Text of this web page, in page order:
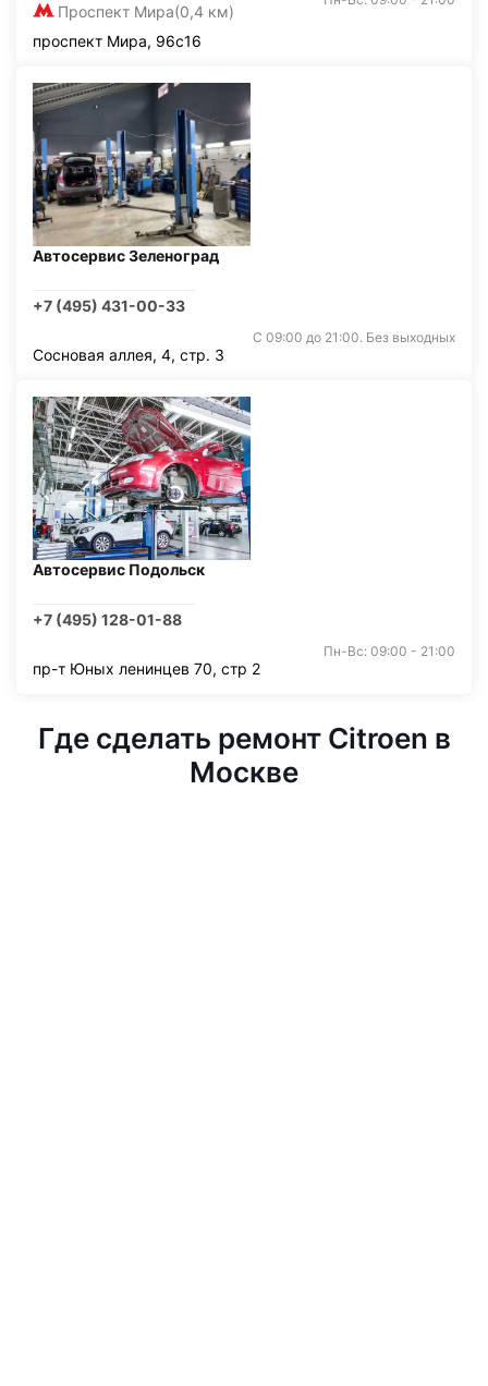
Проспект Мира(0,4 км)
проспект Мира, 96с16
Автосервис Зеленоград
+7 (495) 431-00-33
С 09:00 до 21:00. Без выходных
Сосновая аллея, 4, стр. 3
Автосервис Подольск
+7 (495) 128-01-88
Пн-Вс: 09:00 - 21:00
пр-т Юных ленинцев 70, стр 2
Где сделать ремонт Citroen в
Москве